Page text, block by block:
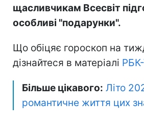
щасливчикам Всесвіт
особливі "подарунки".
Що обіцяє гороскоп на
дізнайтеся в матеріалі
Більше цікавого: Літо
романтичне життя цих